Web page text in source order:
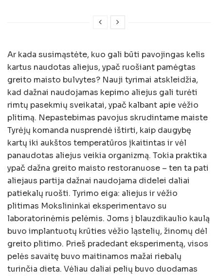
Ar kada susimąstėte, kuo gali būti pavojingas kelis
kartus naudotas aliejus, ypač ruošiant pamėgtas
greito maisto bulvytes? Nauji tyrimai atskleidžia,
kad dažnai naudojamas kepimo aliejus gali turėti
rimtų pasekmių sveikatai, ypač kalbant apie vėžio
plitimą. Nepastebimas pavojus skrudintame maiste
Tyrėjų komanda nusprendė ištirti, kaip daugybę
kartų iki aukštos temperatūros įkaitintas ir vėl
panaudotas aliejus veikia organizmą. Tokia praktika
ypač dažna greito maisto restoranuose – ten ta pati
aliejaus partija dažnai naudojama didelei daliai
patiekalų ruošti. Tyrimo eiga: aliejus ir vėžio
plitimas Mokslininkai eksperimentavo su
laboratorinėmis pelėmis. Joms į blauzdikaulio kaulą
buvo implantuotų krūties vėžio ląstelių, žinomų dėl
greito plitimo. Prieš pradedant eksperimentą, visos
pelės savaitę buvo maitinamos mažai riebalų
turinčia dieta. Vėliau daliai pelių buvo duodamas